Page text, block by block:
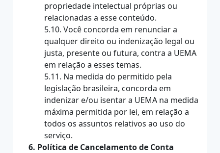
propriedade intelectual próprias ou
relacionadas a esse conteúdo.
5.10. Você concorda em renunciar a
qualquer direito ou indenização legal ou
justa, presente ou futura, contra a UEMA
em relação a esses temas.
5.11. Na medida do permitido pela
legislação brasileira, concorda em
indenizar e/ou isentar a UEMA na medida
máxima permitida por lei, em relação a
todos os assuntos relativos ao uso do
serviço.
6. Política de Cancelamento de Conta